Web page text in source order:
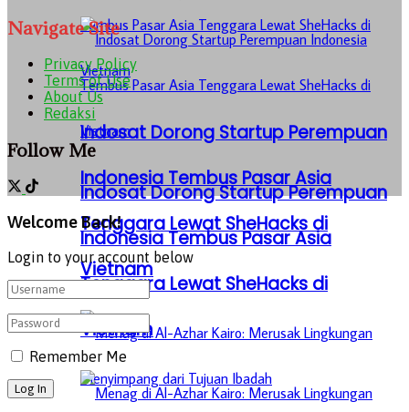
Indosat Dorong Startup Perempuan
Indonesia Tembus Pasar Asia
Tenggara Lewat SheHacks di
Vietnam
Indosat Dorong Startup Perempuan
Indonesia Tembus Pasar Asia
Tenggara Lewat SheHacks di
Vietnam
Navigate Site
Privacy Policy
Terms of Use
About Us
Redaksi
Follow Me
Welcome Back!
Login to your account below
Remember Me